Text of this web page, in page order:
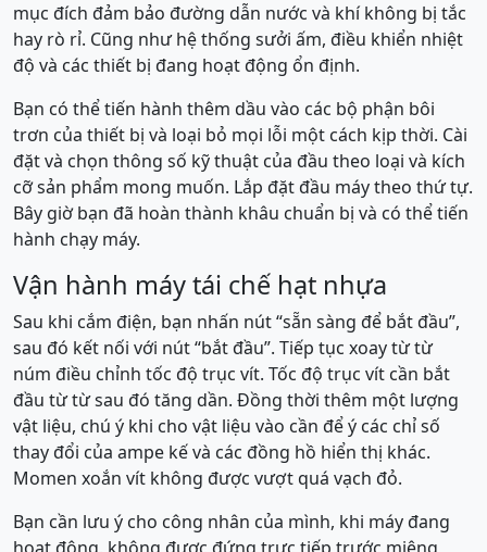
mục đích đảm bảo đường dẫn nước và khí không bị tắc
hay rò rỉ. Cũng như hệ thống sưởi ấm, điều khiển nhiệt
độ và các thiết bị đang hoạt động ổn định.
Bạn có thể tiến hành thêm dầu vào các bộ phận bôi
trơn của thiết bị và loại bỏ mọi lỗi một cách kịp thời. Cài
đặt và chọn thông số kỹ thuật của đầu theo loại và kích
cỡ sản phẩm mong muốn. Lắp đặt đầu máy theo thứ tự.
Bây giờ bạn đã hoàn thành khâu chuẩn bị và có thể tiến
hành chạy máy.
Vận hành máy tái chế hạt nhựa
Sau khi cắm điện, bạn nhấn nút “sẵn sàng để bắt đầu”,
sau đó kết nối với nút “bắt đầu”. Tiếp tục xoay từ từ
núm điều chỉnh tốc độ trục vít. Tốc độ trục vít cần bắt
đầu từ từ sau đó tăng dần. Đồng thời thêm một lượng
vật liệu, chú ý khi cho vật liệu vào cần để ý các chỉ số
thay đổi của ampe kế và các đồng hồ hiển thị khác.
Momen xoắn vít không được vượt quá vạch đỏ.
Bạn cần lưu ý cho công nhân của mình, khi máy đang